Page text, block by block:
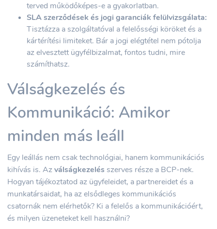
terved működőképes-e a gyakorlatban.
SLA szerződések és jogi garanciák felülvizsgálata:
Tisztázza a szolgáltatóval a felelősségi köröket és a
kártérítési limiteket. Bár a jogi elégtétel nem pótolja
az elvesztett ügyfélbizalmat, fontos tudni, mire
számíthatsz.
Válságkezelés és
Kommunikáció: Amikor
minden más leáll
Egy leállás nem csak technológiai, hanem kommunikációs
kihívás is. Azválságkezelés szerves része a BCP-nek.
Hogyan tájékoztatod az ügyfeleidet, a partnereidet és a
munkatársaidat, ha az elsődleges kommunikációs
csatornák nem elérhetők? Ki a felelős a kommunikációért,
és milyen üzeneteket kell használni?